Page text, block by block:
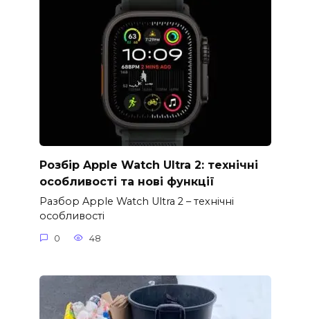
Розбір Apple Watch Ultra 2: технічні
особливості та нові функції
Разбор Apple Watch Ultra 2 – технічні
особливості
0 48